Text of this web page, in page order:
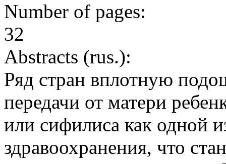
Number of pages:
32
Abstracts (rus.):
Ряд стран вплотную
передачи от матери
или сифилиса как одной
здравоохранения, что